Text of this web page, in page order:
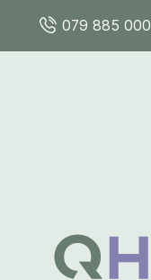
079 885 000